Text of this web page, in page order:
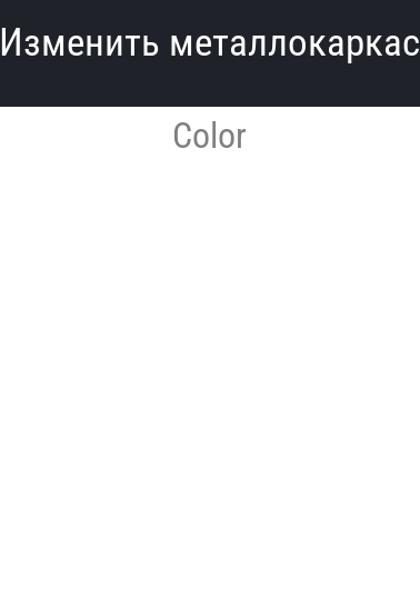
Изменить металлокаркас
Color